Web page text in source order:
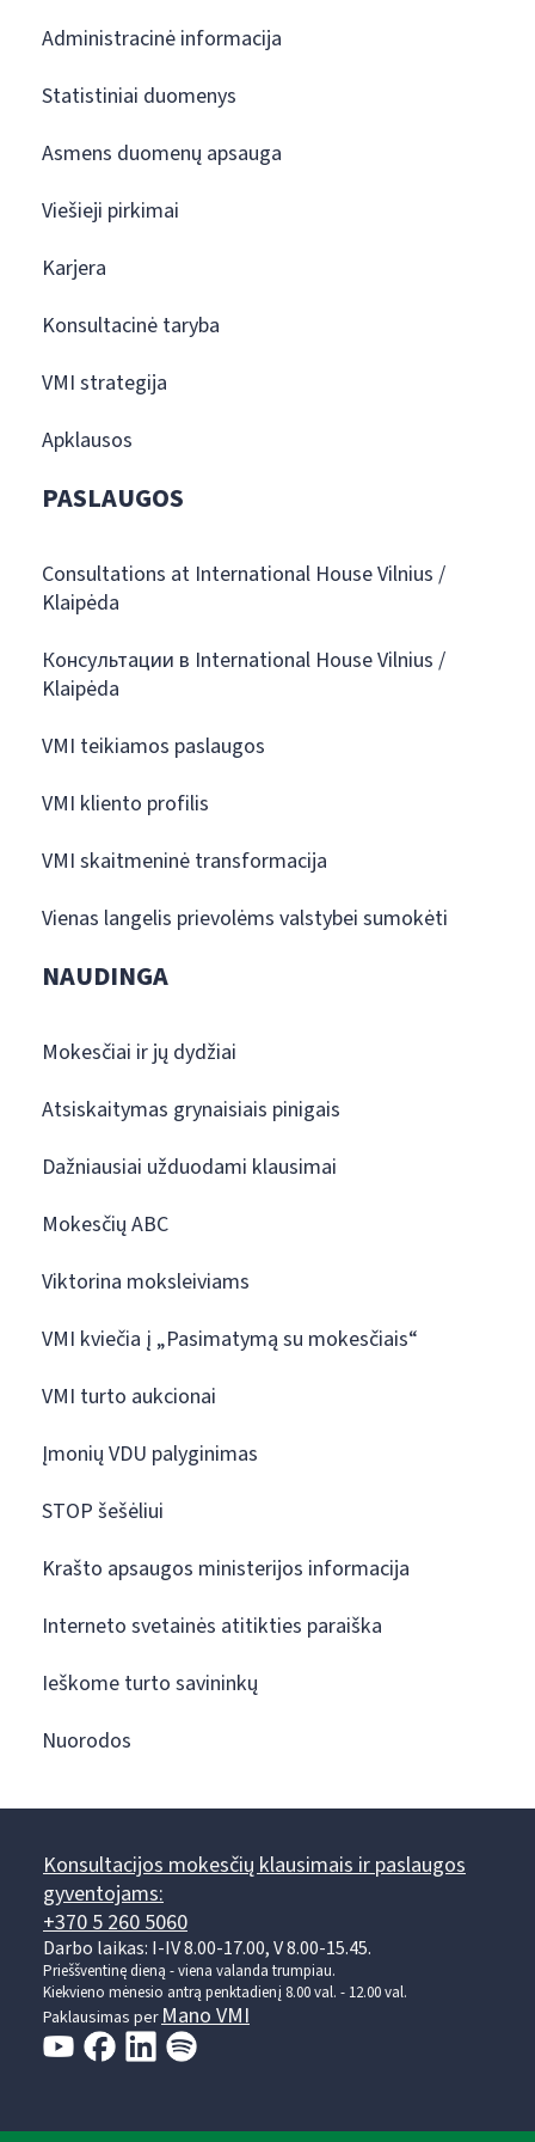
Administracinė informacija
Statistiniai duomenys
Asmens duomenų apsauga
Viešieji pirkimai
Karjera
Konsultacinė taryba
VMI strategija
Apklausos
PASLAUGOS
Consultations at International House Vilnius /
Klaipėda
Консультации в International House Vilnius /
Klaipėda
VMI teikiamos paslaugos
VMI kliento profilis
VMI skaitmeninė transformacija
Vienas langelis prievolėms valstybei sumokėti
NAUDINGA
Mokesčiai ir jų dydžiai
Atsiskaitymas grynaisiais pinigais
Dažniausiai užduodami klausimai
Mokesčių ABC
Viktorina moksleiviams
VMI kviečia į „Pasimatymą su mokesčiais“
VMI turto aukcionai
Įmonių VDU palyginimas
STOP šešėliui
Krašto apsaugos ministerijos informacija
Interneto svetainės atitikties paraiška
Ieškome turto savininkų
Nuorodos
Konsultacijos mokesčių klausimais ir paslaugos
gyventojams:
+370 5 260 5060
Darbo laikas: I-IV 8.00-17.00, V 8.00-15.45.
Prieššventinę dieną - viena valanda trumpiau.
Kiekvieno mėnesio antrą penktadienį 8.00 val. - 12.00 val.
Paklausimas perMano VMI